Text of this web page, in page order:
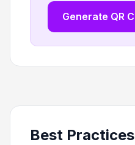
Generate QR
Best